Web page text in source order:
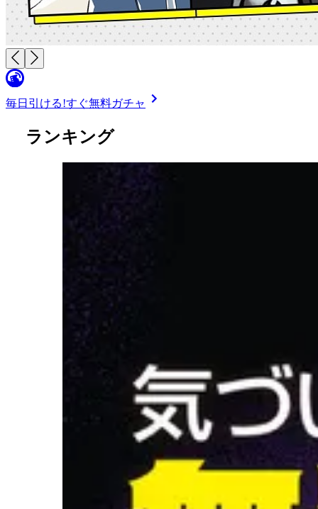
毎日引ける!すぐ無料ガチャ
ランキング